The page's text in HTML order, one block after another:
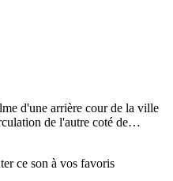
d'une arrière cour de la ville
de l'autre coté de…